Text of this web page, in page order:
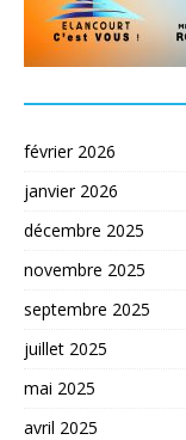
février 2026
janvier 2026
décembre 2025
novembre 2025
septembre 2025
juillet 2025
mai 2025
avril 2025